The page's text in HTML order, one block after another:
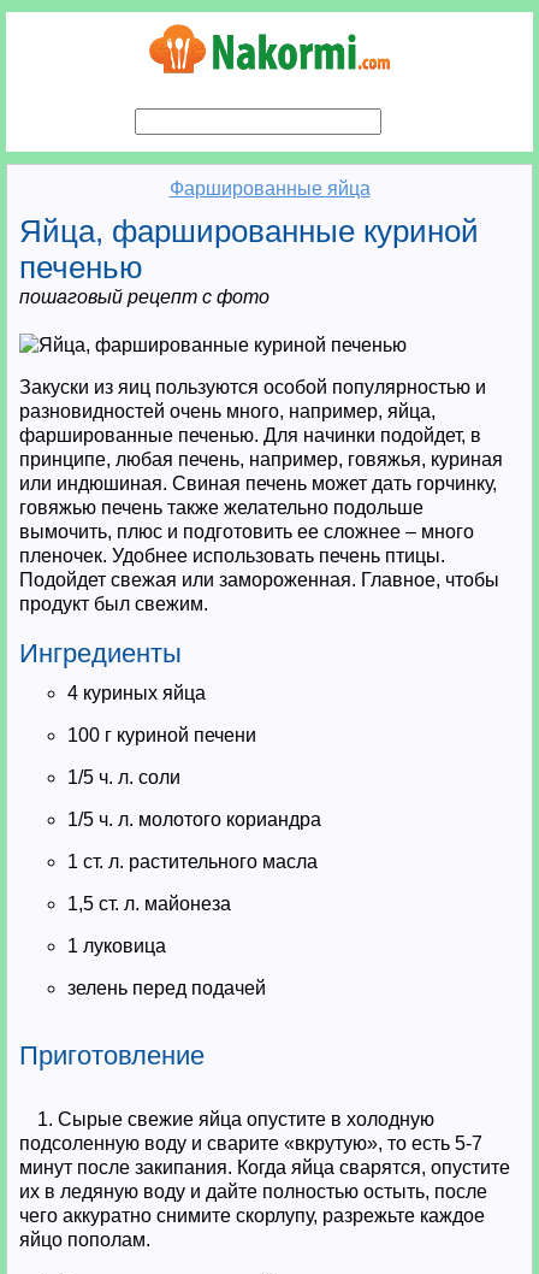
Фаршированные яйца
Яйца, фаршированные куриной
печенью
пошаговый рецепт с фото
Закуски из яиц пользуются особой популярностью и
разновидностей очень много, например, яйца,
фаршированные печенью. Для начинки подойдет, в
принципе, любая печень, например, говяжья, куриная
или индюшиная. Свиная печень может дать горчинку,
говяжью печень также желательно подольше
вымочить, плюс и подготовить ее сложнее – много
пленочек. Удобнее использовать печень птицы.
Подойдет свежая или замороженная. Главное, чтобы
продукт был свежим.
Ингредиенты
4 куриных яйца
100 г куриной печени
1/5 ч. л. соли
1/5 ч. л. молотого кориандра
1 ст. л. растительного масла
1,5 ст. л. майонеза
1 луковица
зелень перед подачей
Приготовление
1. Сырые свежие яйца опустите в холодную
подсоленную воду и сварите «вкрутую», то есть 5-7
минут после закипания. Когда яйца сварятся, опустите
их в ледяную воду и дайте полностью остыть, после
чего аккуратно снимите скорлупу, разрежьте каждое
яйцо пополам.